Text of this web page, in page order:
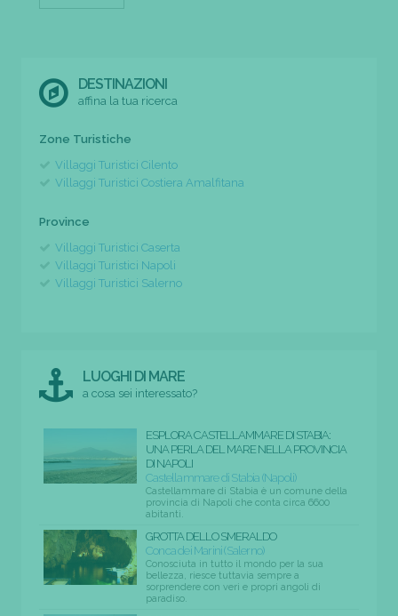
DESTINAZIONI
affina la tua ricerca
Zone Turistiche
Villaggi Turistici Cilento
Villaggi Turistici Costiera Amalfitana
Province
Villaggi Turistici Caserta
Villaggi Turistici Napoli
Villaggi Turistici Salerno
LUOGHI DI MARE
a cosa sei interessato?
ESPLORA CASTELLAMMARE DI STABIA:
UNA PERLA DEL MARE NELLA PROVINCIA
DI NAPOLI
Castellammare di Stabia (Napoli)
Castellammare di Stabia è un comune della
provincia di Napoli che conta circa 6600
abitanti.
GROTTA DELLO SMERALDO
Conca dei Marini (Salerno)
Conosciuta in tutto il mondo per la sua
bellezza, riesce tuttavia sempre a
sorprendere con veri e propri angoli di
paradiso.